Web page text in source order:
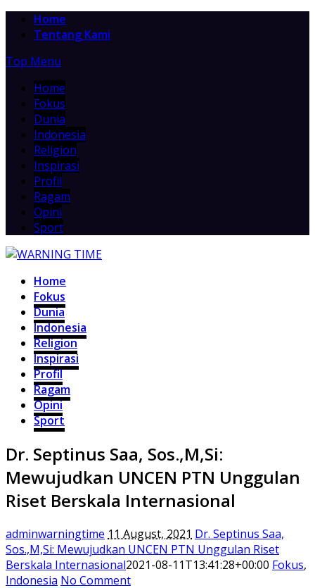
Home
Tentang Kami
Top Menu
Home
Fokus
Dunia
Indonesia
Religion
Inspirasi
Profil
Ragam
Opini
Sport
Home
Fokus
Dunia
Indonesia
Religion
Inspirasi
Profil
Ragam
Opini
Sport
Dr. Septinus Saa, Sos.,M,Si:
Mewujudkan UNCEN PTN Unggulan
Riset Berskala Internasional
adminwarningtime 11 August, 2021 Dr. Septinus Saa,
Sos.,M,Si: Mewujudkan UNCEN PTN Unggulan Riset
Berskala Internasional2021-08-11T13:41:28+00:00 Fokus,
Indonesia No Comment